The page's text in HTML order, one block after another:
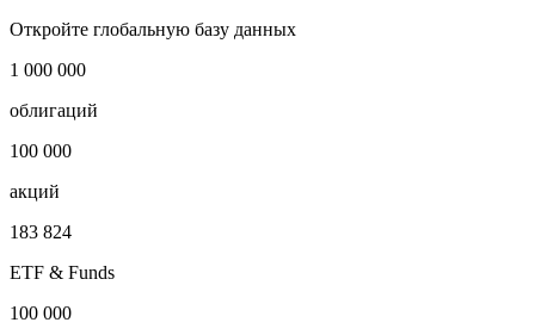
Откройте глобальную базу данных
1 000 000
облигаций
100 000
акций
183 824
ETF & Funds
100 000